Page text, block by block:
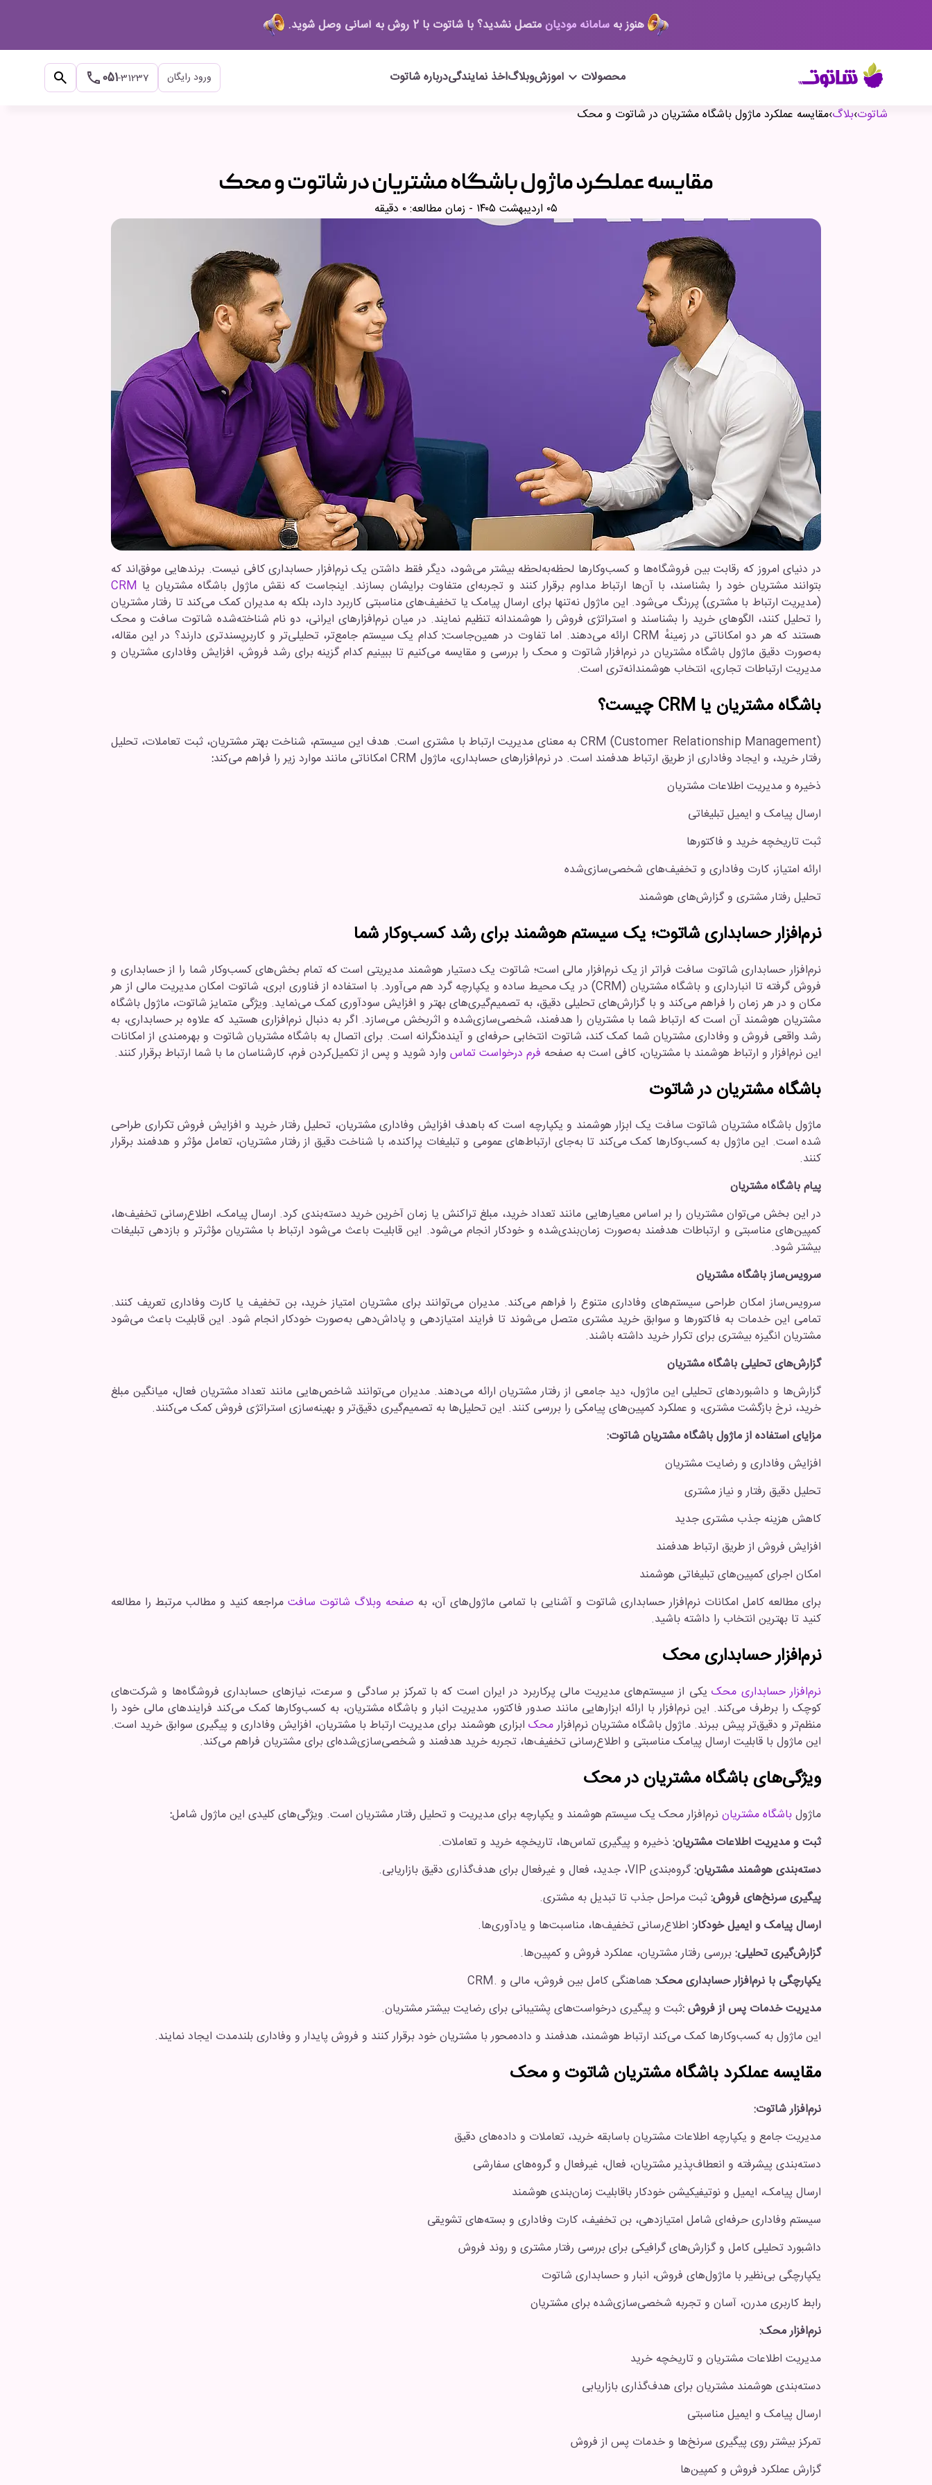
هنوز به سامانه مودیانمتصل نشدید؟ با شاتوت با 2 روش به آسانی وصل شوید.
محصولات keyboard_arrow_down آموزشوبلاگاخذ نمایندگیدرباره شاتوت search 051-31237 ورود رایگان
شاتوت›بلاگ›مقایسه عملکرد ماژول باشگاه مشتریان در شاتوت و محک
مقایسه عملکرد ماژول باشگاه مشتریان در شاتوت و محک
۰۵ اردیبهشت ۱۴۰۵ - زمان مطالعه: ۰ دقیقه
در دنیای امروز که رقابت بین فروشگاه‌ها و کسب‌وکارها لحظه‌به‌لحظه بیشتر می‌شود، دیگر فقط داشتن یک نرم‌افزار حسابداری کافی نیست. برندهایی موفق‌اند که
بتوانند مشتریان خود را بشناسند، با آن‌ها ارتباط مداوم برقرار کنند و تجربه‌ای متفاوت برایشان بسازند. اینجاست که نقش ماژول باشگاه مشتریان یا CRM
(مدیریت ارتباط با مشتری) پررنگ می‌شود. این ماژول نه‌تنها برای ارسال پیامک یا تخفیف‌های مناسبتی کاربرد دارد، بلکه به مدیران کمک می‌کند تا رفتار مشتریان
را تحلیل کنند، الگوهای خرید را بشناسند و استراتژی فروش را هوشمندانه تنظیم نمایند. در میان نرم‌افزارهای ایرانی، دو نام شناخته‌شده شاتوت سافت و محک
هستند که هر دو امکاناتی در زمینهٔ CRM ارائه می‌دهند. اما تفاوت در همین‌جاست
:کدام ‌یک سیستم جامع‌تر، تحلیلی‌تر و کاربرپسندتری دارند؟ در این مقاله،
به‌صورت دقیق ماژول باشگاه مشتریان در نرم‌افزار شاتوت و محک را بررسی و مقایسه می‌کنیم تا ببینیم کدام گزینه برای رشد فروش، افزایش وفاداری مشتریان و
مدیریت ارتباطات تجاری، انتخاب هوشمندانه‌تری است.
باشگاه مشتریان یا CRM چیست؟
CRM (Customer Relationship Management) به معنای مدیریت ارتباط با مشتری است. هدف این سیستم، شناخت بهتر مشتریان، ثبت تعاملات، تحلیل
رفتار خرید، و ایجاد وفاداری از طریق ارتباط هدفمند است. در نرم‌افزارهای حسابداری، ماژول CRM امکاناتی مانند موارد زیر را فراهم می‌کند
:
ذخیره و مدیریت اطلاعات مشتریان
ارسال پیامک و ایمیل تبلیغاتی
ثبت تاریخچه خرید و فاکتورها
ارائه امتیاز، کارت وفاداری و تخفیف‌های شخصی‌سازی‌شده
تحلیل رفتار مشتری و گزارش‌های هوشمند
نرم‌افزار حسابداری شاتوت؛ یک سیستم هوشمند برای رشد کسب‌وکار شما
نرم‌افزار حسابداری شاتوت سافت فراتر از یک نرم‌افزار مالی است؛ شاتوت یک دستیار هوشمند مدیریتی است که تمام بخش‌های کسب‌وکار شما را از حسابداری و
فروش گرفته تا انبارداری و باشگاه مشتریان (CRM) در یک محیط ساده و یکپارچه گرد هم می‌آورد. با استفاده از فناوری ابری، شاتوت امکان مدیریت مالی از هر
مکان و در هر زمان را فراهم می‌کند و با گزارش‌های تحلیلی دقیق، به تصمیم‌گیری‌های بهتر و افزایش سودآوری کمک می‌نماید. ویژگی متمایز شاتوت، ماژول باشگاه
مشتریان هوشمند آن است که ارتباط شما با مشتریان را هدفمند، شخصی‌سازی‌شده و اثربخش می‌سازد. اگر به دنبال نرم‌افزاری هستید که علاوه بر حسابداری، به
رشد واقعی فروش و وفاداری مشتریان شما کمک کند، شاتوت انتخابی حرفه‌ای و آینده‌نگرانه است. برای اتصال به باشگاه مشتریان شاتوت و بهره‌مندی از امکانات
این نرم‌افزار و ارتباط هوشمند با مشتریان، کافی است به صفحه فرم درخواست تماس وارد شوید و پس از تکمیل‌کردن فرم، کارشناسان ما با شما ارتباط برقرار کنند.
باشگاه مشتریان در شاتوت
ماژول باشگاه مشتریان شاتوت سافت یک ابزار هوشمند و یکپارچه است که باهدف افزایش وفاداری مشتریان، تحلیل رفتار خرید و افزایش فروش تکراری طراحی
شده است. این ماژول به کسب‌وکارها کمک می‌کند تا به‌جای ارتباط‌های عمومی و تبلیغات پراکنده، با شناخت دقیق از رفتار مشتریان، تعامل مؤثر و هدفمند برقرار
کنند.
پیام باشگاه مشتریان
در این بخش می‌توان مشتریان را بر اساس معیارهایی مانند تعداد خرید، مبلغ تراکنش یا زمان آخرین خرید دسته‌بندی کرد. ارسال پیامک، اطلاع‌رسانی تخفیف‌ها،
کمپین‌های مناسبتی و ارتباطات هدفمند به‌صورت زمان‌بندی‌شده و خودکار انجام می‌شود. این قابلیت باعث می‌شود ارتباط با مشتریان مؤثرتر و بازدهی تبلیغات
بیشتر شود.
سرویس‌ساز باشگاه مشتریان
سرویس‌ساز امکان طراحی سیستم‌های وفاداری متنوع را فراهم می‌کند. مدیران می‌توانند برای مشتریان امتیاز خرید، بن تخفیف یا کارت وفاداری تعریف کنند.
تمامی این خدمات به فاکتورها و سوابق خرید مشتری متصل می‌شوند تا فرایند امتیازدهی و پاداش‌دهی به‌صورت خودکار انجام شود. این قابلیت باعث می‌شود
مشتریان انگیزه بیشتری برای تکرار خرید داشته باشند.
گزارش‌های تحلیلی باشگاه مشتریان
گزارش‌ها و داشبوردهای تحلیلی این ماژول، دید جامعی از رفتار مشتریان ارائه می‌دهند. مدیران می‌توانند شاخص‌هایی مانند تعداد مشتریان فعال، میانگین مبلغ
خرید، نرخ بازگشت مشتری، و عملکرد کمپین‌های پیامکی را بررسی کنند. این تحلیل‌ها به تصمیم‌گیری دقیق‌تر و بهینه‌سازی استراتژی فروش کمک می‌کنند.
مزایای استفاده از ماژول باشگاه مشتریان شاتوت:
افزایش وفاداری و رضایت مشتریان
تحلیل دقیق رفتار و نیاز مشتری
کاهش هزینه جذب مشتری جدید
افزایش فروش از طریق ارتباط هدفمند
امکان اجرای کمپین‌های تبلیغاتی هوشمند
برای مطالعه کامل امکانات نرم‌افزار حسابداری شاتوت و آشنایی با تمامی ماژول‌های آن، به صفحه وبلاگ شاتوت سافت مراجعه کنید و مطالب مرتبط را مطالعه
کنید تا بهترین انتخاب را داشته باشید.
نرم‌افزار حسابداری محک
نرم‌افزار حسابداری محکیکی از سیستم‌های مدیریت مالی پرکاربرد در ایران است که با تمرکز بر سادگی و سرعت، نیازهای حسابداری فروشگاه‌ها و شرکت‌های
کوچک را برطرف می‌کند. این نرم‌افزار با ارائه ابزارهایی مانند صدور فاکتور، مدیریت انبار و باشگاه مشتریان، به کسب‌وکارها کمک می‌کند فرایندهای مالی خود را
منظم‌تر و دقیق‌تر پیش ببرند. ماژول باشگاه مشتریان نرم‌افزارمحک ابزاری هوشمند برای مدیریت ارتباط با مشتریان، افزایش وفاداری و پیگیری سوابق خرید است.
این ماژول با قابلیت ارسال پیامک مناسبتی و اطلاع‌رسانی تخفیف‌ها، تجربه خرید هدفمند و شخصی‌سازی‌شده‌ای برای مشتریان فراهم می‌کند.
ویژگی‌های باشگاه مشتریان در محک
ماژولباشگاه مشتریاننرم‌افزار محک یک سیستم هوشمند و یکپارچه برای مدیریت و تحلیل رفتار مشتریان است. ویژگی‌های کلیدی این ماژول شامل:
ثبت و مدیریت اطلاعات مشتریان: ذخیره و پیگیری تماس‌ها، تاریخچه خرید و تعاملات.
دسته‌بندی هوشمند مشتریان:گروه‌بندی VIP، جدید، فعال و غیرفعال برای هدف‌گذاری دقیق بازاریابی.
پیگیری سرنخ‌های فروش:ثبت مراحل جذب تا تبدیل به مشتری.
ارسال پیامک و ایمیل خودکار: اطلاع‌رسانی تخفیف‌ها، مناسبت‌ها و یادآوری‌ها.
گزارش‌گیری تحلیلی:بررسی رفتار مشتریان، عملکرد فروش و کمپین‌ها.
یکپارچگی با نرم‌افزار حسابداری محک: هماهنگی کامل بین فروش، مالی و .CRM
مدیریت خدمات پس از فروش:ثبت و پیگیری درخواست‌های پشتیبانی برای رضایت بیشتر مشتریان.
این ماژول به کسب‌وکارها کمک می‌کند ارتباط هوشمند، هدفمند و داده‌محور با مشتریان خود برقرار کنند و فروش پایدار و وفاداری بلندمدت ایجاد نمایند.
مقایسه عملکرد باشگاه مشتریان شاتوت و محک
نرم‌افزار شاتوت:
مدیریت جامع و یکپارچه اطلاعات مشتریان باسابقه خرید، تعاملات و داده‌های دقیق
دسته‌بندی پیشرفته و انعطاف‌پذیر مشتریان، فعال، غیرفعال و گروه‌های سفارشی
ارسال پیامک، ایمیل و نوتیفیکیشن خودکار باقابلیت زمان‌بندی هوشمند
سیستم وفاداری حرفه‌ای شامل امتیازدهی، بن تخفیف، کارت وفاداری و بسته‌های تشویقی
داشبورد تحلیلی کامل و گزارش‌های گرافیکی برای بررسی رفتار مشتری و روند فروش
یکپارچگی بی‌نظیر با ماژول‌های فروش، انبار و حسابداری شاتوت
رابط کاربری مدرن، آسان و تجربه شخصی‌سازی‌شده برای مشتریان
نرم‌افزار محک:
مدیریت اطلاعات مشتریان و تاریخچه خرید
دسته‌بندی هوشمند مشتریان برای هدف‌گذاری بازاریابی
ارسال پیامک و ایمیل مناسبتی
تمرکز بیشتر روی پیگیری سرنخ‌ها و خدمات پس از فروش
گزارش عملکرد فروش و کمپین‌ها